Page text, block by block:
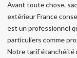
Avant toute chose,
extérieur France
est un professionnel
particuliers comme
Notre tarif étanchéité